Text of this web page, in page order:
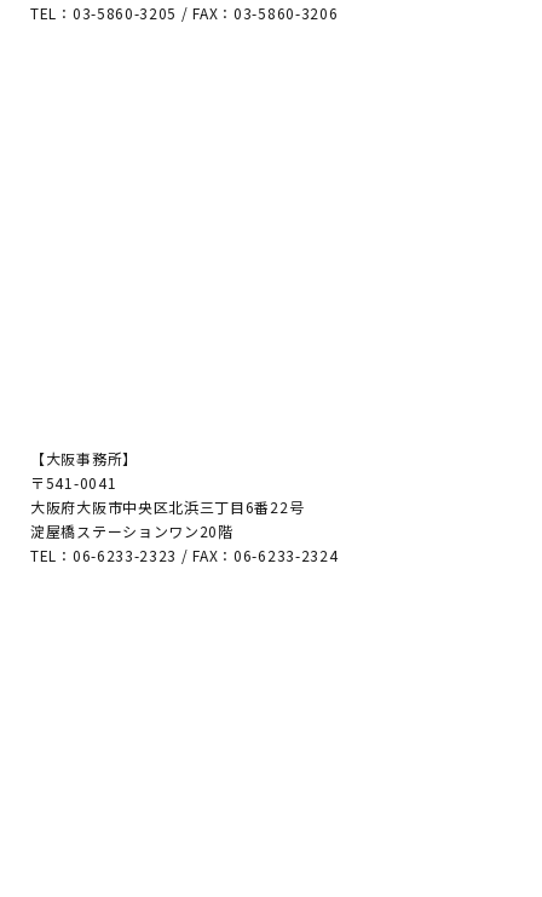
TEL：03-5860-3205 / FAX：03-5860-3206
【大阪事務所】
〒541-0041
大阪府大阪市中央区北浜三丁目6番22号
淀屋橋ステーションワン20階
TEL：06-6233-2323 / FAX：06-6233-2324